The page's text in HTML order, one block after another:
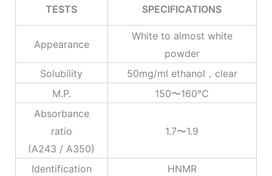
TESTS SPECIFICATIONS
Appearance
White to almost white
powder
Solubility
50mg/ml ethanol，clear
M.P.
150〜160℃
Absorbance
ratio
(A243 / A350)
1.7〜1.9
Identification
HNMR